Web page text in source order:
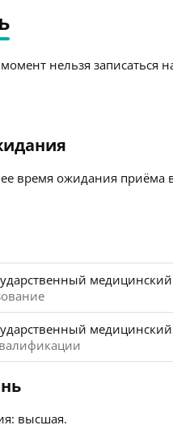
нельзя записаться
время ожидания приёма
высшая.